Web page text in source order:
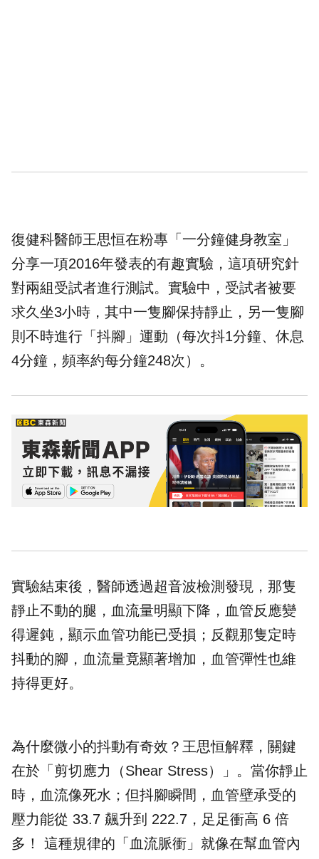
復健科醫師王思恒在粉專「一分鐘健身教室」
分享一項2016年發表的有趣實驗，這項研究針
對兩組受試者進行測試。實驗中，受試者被要
求久坐3小時，其中一隻腳保持靜止，另一隻腳
則不時進行「抖腳」運動（每次抖1分鐘、休息
4分鐘，頻率約每分鐘248次）。
實驗結束後，醫師透過超音波檢測發現，那隻
靜止不動的腿，血流量明顯下降，血管反應變
得遲鈍，顯示血管功能已受損；反觀那隻定時
抖動的腳，血流量竟顯著增加，血管彈性也維
持得更好。
為什麼微小的抖動有奇效？王思恒解釋，關鍵
在於「剪切應力（Shear Stress）」。當你靜止
時，血流像死水；但抖腳瞬間，血管壁承受的
壓力能從 33.7 飆升到 222.7，足足衝高 6 倍
多！ 這種規律的「血流脈衝」就像在幫血管內